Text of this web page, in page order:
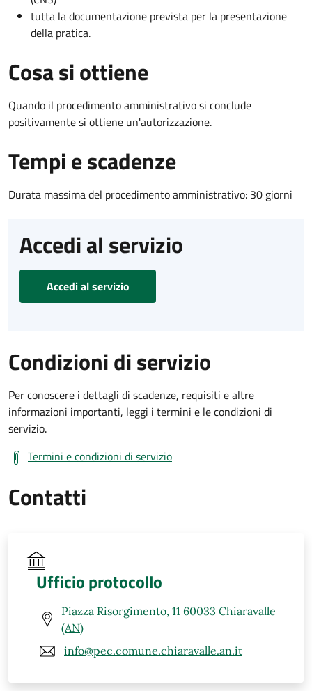
tutta la documentazione prevista per la presentazione
della pratica.
Cosa si ottiene
Quando il procedimento amministrativo si conclude
positivamente si ottiene un'autorizzazione.
Tempi e scadenze
Durata massima del procedimento amministrativo: 30 giorni
Accedi al servizio
Accedi al servizio
Condizioni di servizio
Per conoscere i dettagli di scadenze, requisiti e altre
informazioni importanti, leggi i termini e le condizioni di
servizio.
Termini e condizioni di servizio
Contatti
Ufficio protocollo
Piazza Risorgimento, 11 60033 Chiaravalle
(AN)
info@pec.comune.chiaravalle.an.it